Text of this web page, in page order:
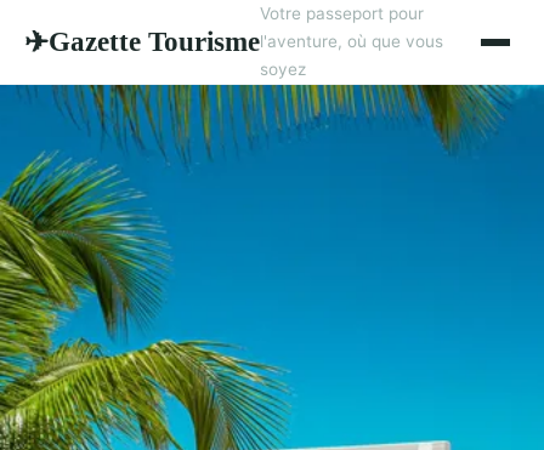
✈Gazette Tourisme
Votre passeport pour
l'aventure, où que vous
soyez